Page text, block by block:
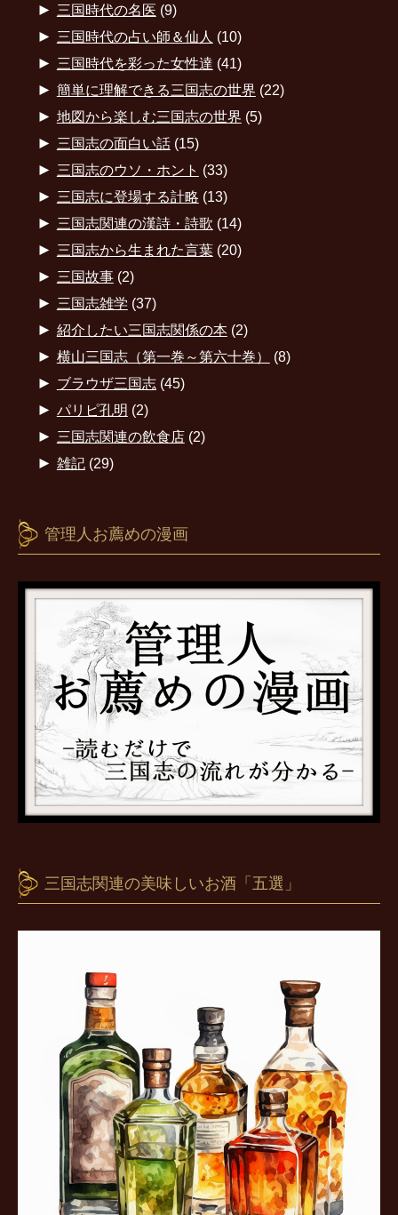
► 三国時代の名医 (9)
► 三国時代の占い師＆仙人 (10)
► 三国時代を彩った女性達 (41)
► 簡単に理解できる三国志の世界 (22)
► 地図から楽しむ三国志の世界 (5)
► 三国志の面白い話(15)
► 三国志のウソ・ホント (33)
► 三国志に登場する計略 (13)
► 三国志関連の漢詩・詩歌 (14)
► 三国志から生まれた言葉(20)
► 三国故事(2)
► 三国志雑学 (37)
► 紹介したい三国志関係の本(2)
► 横山三国志（第一巻～第六十巻） (8)
► ブラウザ三国志(45)
► パリピ孔明 (2)
► 三国志関連の飲食店(2)
► 雑記(29)
管理人お薦めの漫画
三国志関連の美味しいお酒「五選」